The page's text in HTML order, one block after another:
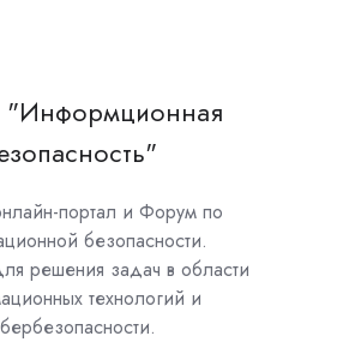
"Информционная
портал и Форум по
безопасности.
решения задач в области
технологий и